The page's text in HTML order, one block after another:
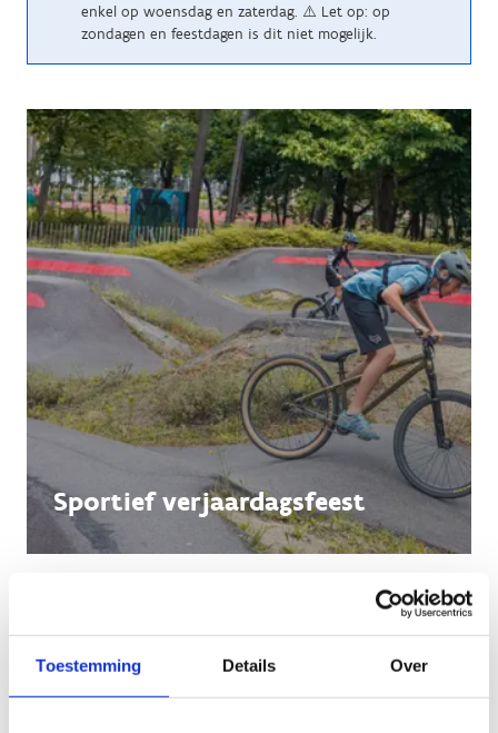
Toestemming Details Over
enkel op woensdag en zaterdag. ⚠️ Let op: op
zondagen en feestdagen is dit niet mogelijk.
Sportief verjaardagsfeest